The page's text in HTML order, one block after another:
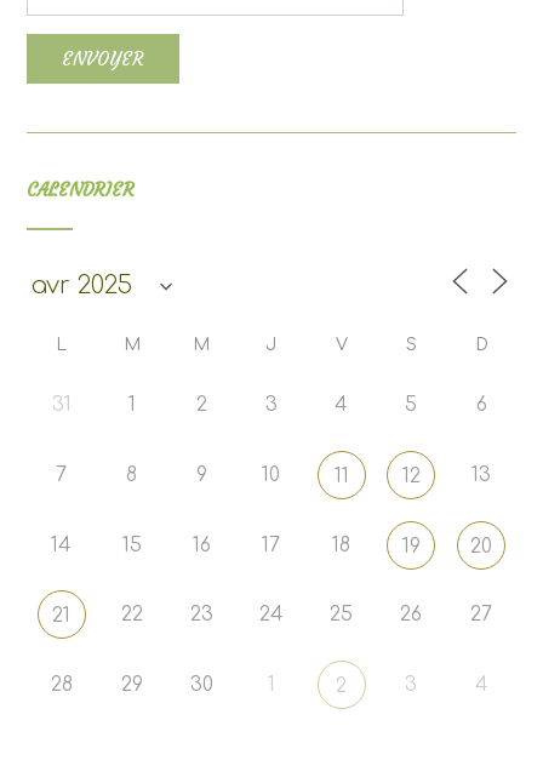
CALENDRIER
L M M J V S D
31 1 2 3 4 5 6
7 8 9 10 11 12 13
14 15 16 17 18 19 20
21 22 23 24 25 26 27
28 29 30 1 2 3 4